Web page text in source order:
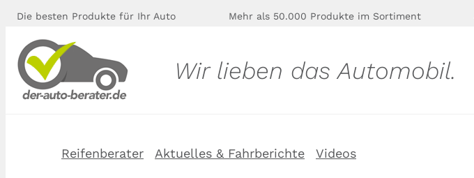
Die besten Produkte für Ihr Auto Mehr als 50.000 Produkte im Sortiment
Wir lieben das Automobil.
Reifenberater Aktuelles & Fahrberichte
Videos